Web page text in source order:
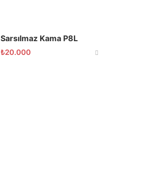
Sarsılmaz Kama P8L
₺20.000